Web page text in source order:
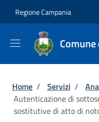
Regione Campania
Briciole di
Home / Servizi /
Autenticazione di
sostitutive di atto di